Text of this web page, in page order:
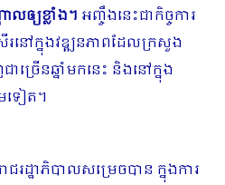
លឲ្យខ្លាំង។ អញ្ចឹងនេះជាកិច្ចការ​
រនៅក្នុងវឌ្ឍនភាពដែលក្រសួង
រើនឆ្នាំមកនេះ និងនៅក្នុង
ទៀត។
រដ្ឋាភិបាលសម្រេចបាន ក្នុងការ